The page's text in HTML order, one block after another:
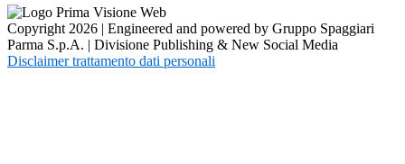
Copyright 2026 | Engineered and powered by Gruppo Spaggiari
Parma S.p.A. | Divisione Publishing & New Social Media
Disclaimer trattamento dati personali